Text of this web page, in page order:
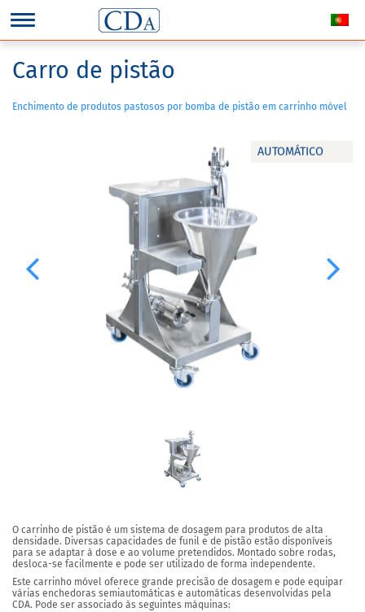
AUTOMÁTICO
Previous Next
Carro de pistão
Enchimento de produtos pastosos por bomba de pistão em carrinho móvel
O carrinho de pistão é um sistema de dosagem para produtos de alta
densidade. Diversas capacidades de funil e de pistão estão disponíveis
para se adaptar à dose e ao volume pretendidos. Montado sobre rodas,
desloca-se facilmente e pode ser utilizado de forma independente.
Este carrinho móvel oferece grande precisão de dosagem e pode equipar
várias enchedoras semiautomáticas e automáticas desenvolvidas pela
CDA. Pode ser associado às seguintes máquinas: